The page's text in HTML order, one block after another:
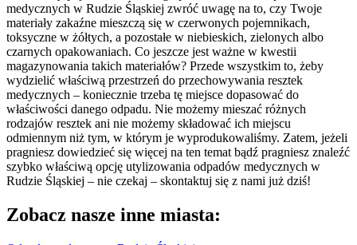
medycznych w Rudzie Śląskiej zwróć uwagę na to, czy Twoje
materiały zakaźne mieszczą się w czerwonych pojemnikach,
toksyczne w żółtych, a pozostałe w niebieskich, zielonych albo
czarnych opakowaniach. Co jeszcze jest ważne w kwestii
magazynowania takich materiałów? Przede wszystkim to, żeby
wydzielić właściwą przestrzeń do przechowywania resztek
medycznych – koniecznie trzeba tę miejsce dopasować do
właściwości danego odpadu. Nie możemy mieszać różnych
rodzajów resztek ani nie możemy składować ich miejscu
odmiennym niż tym, w którym je wyprodukowaliśmy. Zatem, jeżeli
pragniesz dowiedzieć się więcej na ten temat bądź pragniesz znaleźć
szybko właściwą opcję utylizowania odpadów medycznych w
Rudzie Śląskiej – nie czekaj – skontaktuj się z nami już dziś!
Zobacz nasze inne miasta: